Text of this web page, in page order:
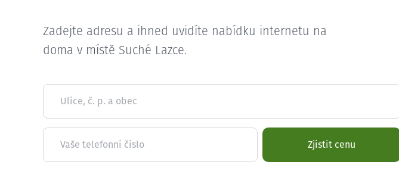
Zadejte adresu a ihned uvidíte nabídku internetu na
doma v místě Suché Lazce.
Ulice, č. p. a obec
Vaše telefonní číslo Zjistit cenu